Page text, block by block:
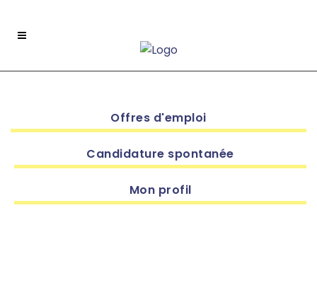
Offres d'emploi
Candidature spontanée
Mon profil